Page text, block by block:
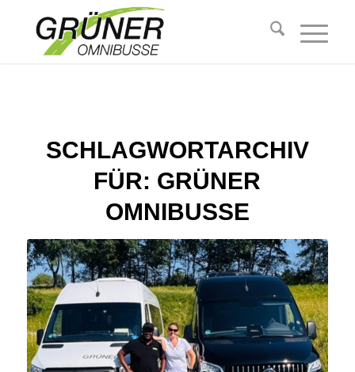
SCHLAGWORTARCHIV
FÜR: GRÜNER
OMNIBUSSE